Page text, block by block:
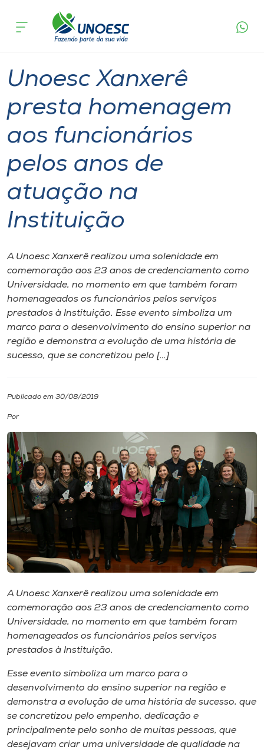
Cursos
Atendimento ao Estudante
Portal de Ensino
Unoesc
Internacionalização
I.nova
Diplomados
Cultura
CPA
Biblioteca
Editora
Rádio
Museu
Unoesc
Selecione
o idioma
A+
A-
acontece
Instituição
Unoesc Xanxerê
presta homenagem
aos funcionários
pelos anos de
atuação na
Instituição
A Unoesc Xanxerê realizou uma solenidade em
comemoração aos 23 anos de credenciamento como
Universidade, no momento em que também foram
homenageados os funcionários pelos serviços
prestados à Instituição. Esse evento simboliza um
marco para o desenvolvimento do ensino superior na
região e demonstra a evolução de uma história de
sucesso, que se concretizou pelo […]
Publicado em 30/08/2019
Por
A Unoesc Xanxerê realizou uma solenidade em
comemoração aos 23 anos de credenciamento como
Universidade, no momento em que também foram
homenageados os funcionários pelos serviços
prestados à Instituição.
Esse evento simboliza um marco para o
desenvolvimento do ensino superior na região e
demonstra a evolução de uma história de sucesso, que
se concretizou pelo empenho, dedicação e
principalmente pelo sonho de muitas pessoas, que
desejavam criar uma universidade de qualidade na